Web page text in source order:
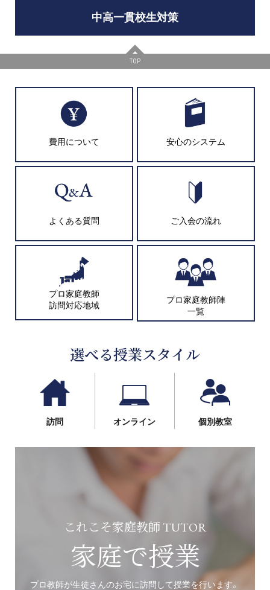
中高一貫校生対策
TOP
費用について 安心のシステム
よくある質問 ご入会の流れ
プロ家庭教師
訪問対応地域
プロ家庭教師陣
一覧
選べる授業スタイル
訪問 オンライン 個別教室
これこそ家庭教師 TUTOR
家庭で授業
プロ教師が生徒さんのお宅に訪問して授業を行います。